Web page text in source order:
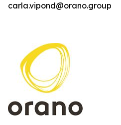
carla.vipond@orano.group